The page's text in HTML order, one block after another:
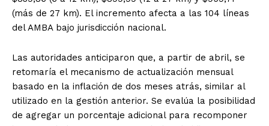
(más de 27 km). El incremento afecta a las 104 líneas
del AMBA bajo jurisdicción nacional.
Las autoridades anticiparon que, a partir de abril, se
retomaría el mecanismo de actualización mensual
basado en la inflación de dos meses atrás, similar al
utilizado en la gestión anterior. Se evalúa la posibilidad
de agregar un porcentaje adicional para recomponer